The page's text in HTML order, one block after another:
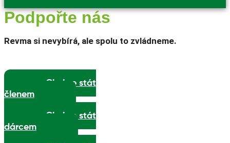
Podpořte nás
Revma si nevybírá, ale spolu to zvládneme.
Chci se stát
členem
Chci se stát
dárcem